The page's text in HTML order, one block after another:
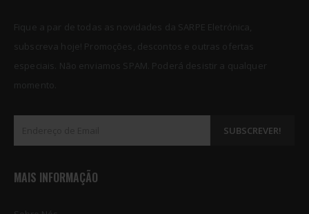
Fique a par de todas as novidades da SARPE Eletrónica,
subscreva hoje! Promoções, descontos e outras ofertas
especiais. Não enviamos SPAM. Poderá desistir a qualquer
momento.
MAIS INFORMAÇÃO